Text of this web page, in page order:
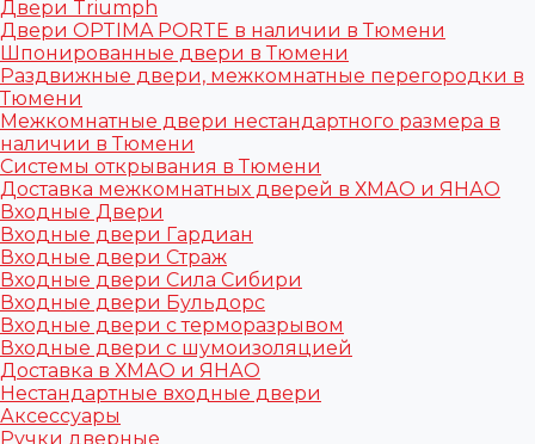
Двери Triumph
Двери OPTIMA PORTE в наличии в Тюмени
Шпонированные двери в Тюмени
Раздвижные двери, межкомнатные перегородки в
Тюмени
Межкомнатные двери нестандартного размера в
наличии в Тюмени
Системы открывания в Тюмени
Доставка межкомнатных дверей в ХМАО и ЯНАО
Входные Двери
Входные двери Гардиан
Входные двери Страж
Входные двери Сила Сибири
Входные двери Бульдорс
Входные двери с терморазрывом
Входные двери с шумоизоляцией
Доставка в ХМАО и ЯНАО
Нестандартные входные двери
Аксессуары
Ручки дверные